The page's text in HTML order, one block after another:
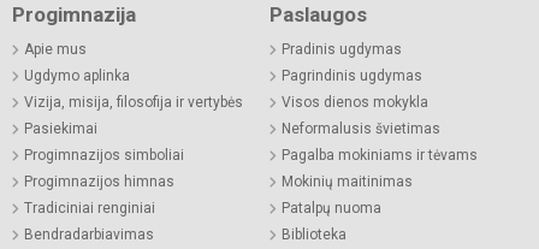
Progimnazija
Apie mus
Ugdymo aplinka
Vizija, misija, filosofija ir vertybės
Pasiekimai
Progimnazijos simboliai
Progimnazijos himnas
Tradiciniai renginiai
Bendradarbiavimas
Paslaugos
Pradinis ugdymas
Pagrindinis ugdymas
Visos dienos mokykla
Neformalusis švietimas
Pagalba mokiniams ir tėvams
Mokinių maitinimas
Patalpų nuoma
Biblioteka